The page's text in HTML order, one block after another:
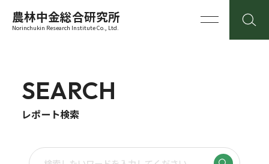
農林中金総合研究所
Norinchukin Research Institute Co., Ltd.
SEARCH
レポート検索